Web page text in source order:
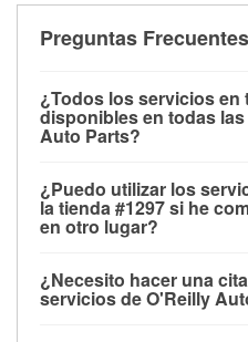
Preguntas Frecuentes
¿Todos los servicios en
disponibles en todas
Auto Parts?
las pruebas de batería,
motor de arranque,
con O'Reilly VeriScan® e
limpiaparabrisas o
todas las tiendas O'Reilly
¿Puedo utilizar los
la tienda #1297 si he
en otro lugar?
de O'Reilly Auto Parts
tienda #1297 de
¿Necesito hacer una
servicios de O'Reilly